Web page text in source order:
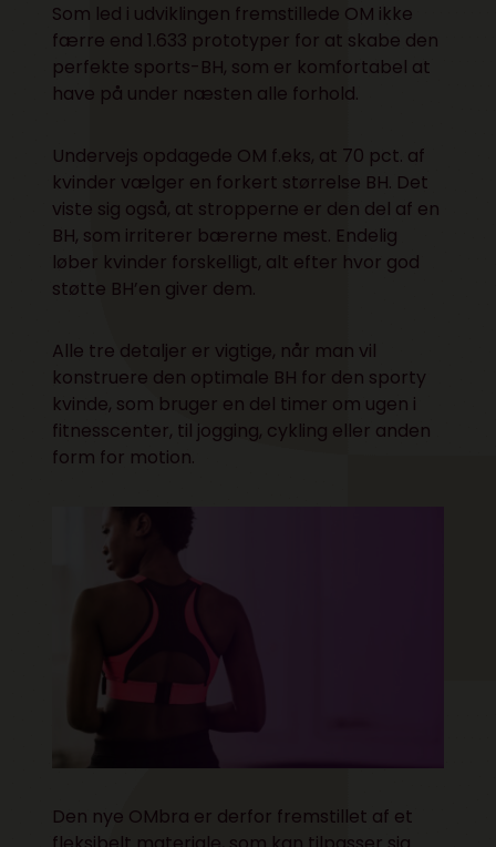
Som led i udviklingen fremstillede OM ikke
færre end 1.633 prototyper for at skabe den
perfekte sports-BH, som er komfortabel at
have på under næsten alle forhold.
Undervejs opdagede OM f.eks, at 70 pct. af
kvinder vælger en forkert størrelse BH. Det
viste sig også, at stropperne er den del af en
BH, som irriterer bærerne mest. Endelig
løber kvinder forskelligt, alt efter hvor god
støtte BH’en giver dem.
Alle tre detaljer er vigtige, når man vil
konstruere den optimale BH for den sporty
kvinde, som bruger en del timer om ugen i
fitnesscenter, til jogging, cykling eller anden
form for motion.
Den nye OMbra er derfor fremstillet af et